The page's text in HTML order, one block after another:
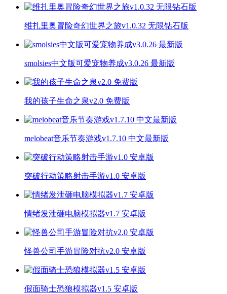
维扎里奥冒险奇幻世界之旅v1.0.32 无限钻石版
smolsies中文版可爱宠物养成v3.0.26 最新版
我的孩子生命之泉v2.0 免费版
melobeat音乐节奏游戏v1.7.10 中文最新版
突破行动策略射击手游v1.0 安卓版
情绪发泄砸电脑模拟器v1.7 安卓版
怪兽公司手游冒险对抗v2.0 安卓版
假面骑士恐狼模拟器v1.5 安卓版